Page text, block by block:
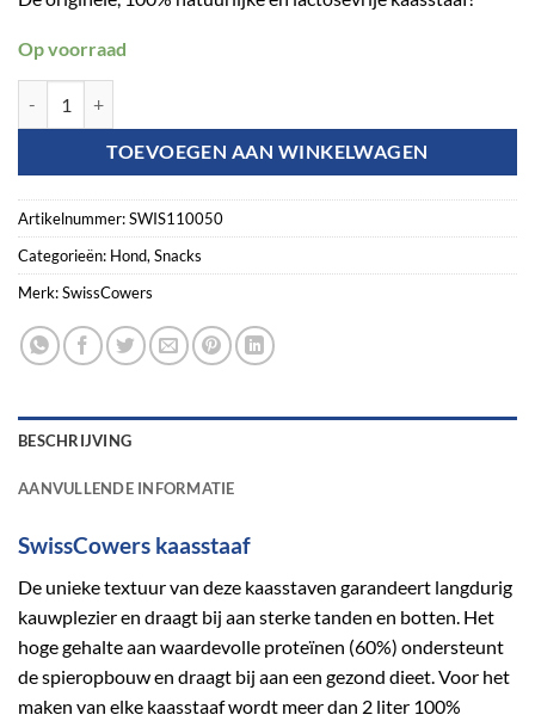
Op voorraad
TOEVOEGEN AAN WINKELWAGEN
Artikelnummer:SWIS110050
Categorieën: Hond,Snacks
Merk:SwissCowers
BESCHRIJVING
AANVULLENDE INFORMATIE
SwissCowers kaasstaaf
De unieke textuur van deze kaasstaven garandeert langdurig
kauwplezier en draagt bij aan sterke tanden en botten. Het
hoge gehalte aan waardevolle proteïnen (60%) ondersteunt
de spieropbouw en draagt bij aan een gezond dieet. Voor het
maken van elke kaasstaaf wordt meer dan 2 liter 100%